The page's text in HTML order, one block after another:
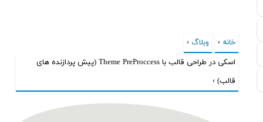
شما اینجا هستید
خانه › وبلاگ ›
اسکی در طراحی قالب با Theme PreProccess (پیش پردازنده های
قالب) ›